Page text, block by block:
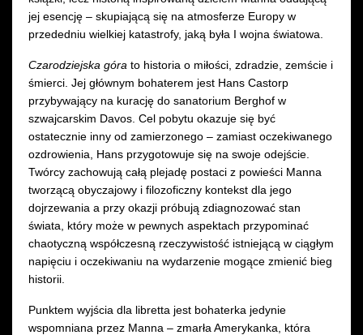
jej esencję – skupiającą się na atmosferze Europy w
przededniu wielkiej katastrofy, jaką była I wojna światowa.
Czarodziejska góra to historia o miłości, zdradzie, zemście i
śmierci. Jej głównym bohaterem jest Hans Castorp
przybywający na kurację do sanatorium Berghof w
szwajcarskim Davos. Cel pobytu okazuje się być
ostatecznie inny od zamierzonego – zamiast oczekiwanego
ozdrowienia, Hans przygotowuje się na swoje odejście.
Twórcy zachowują całą plejadę postaci z powieści Manna
tworzącą obyczajowy i filozoficzny kontekst dla jego
dojrzewania a przy okazji próbują zdiagnozować stan
świata, który może w pewnych aspektach przypominać
chaotyczną współczesną rzeczywistość istniejącą w ciągłym
napięciu i oczekiwaniu na wydarzenie mogące zmienić bieg
historii.
Punktem wyjścia dla libretta jest bohaterka jedynie
wspomniana przez Manna – zmarła Amerykanka, która